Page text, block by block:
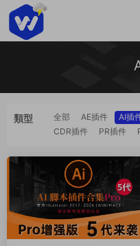
類型 全部 AE插件 AI插
CDR插件
PR插件